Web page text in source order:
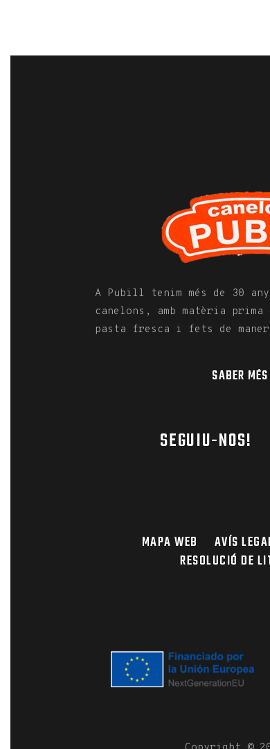
A Pubill tenim més de 30
canelons, amb matèria
pasta fresca i fets de
SABER MÉS
SEGUIU-NOS!
MAPA WEB AVÍS
RESOLUCIÓ DE